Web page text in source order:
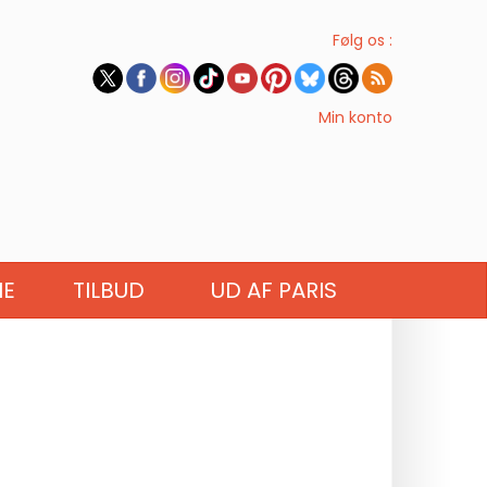
Følg os :
Min konto
TILBUD UD AF PARIS